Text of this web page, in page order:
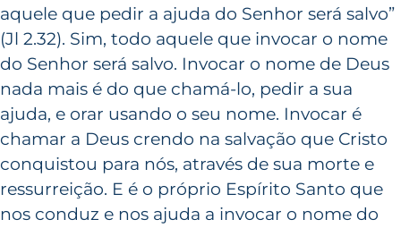
aquele que pedir a ajuda do Senhor será salvo”
(Jl 2.32). Sim, todo aquele que invocar o nome
do Senhor será salvo. Invocar o nome de Deus
nada mais é do que chamá-lo, pedir a sua
ajuda, e orar usando o seu nome. Invocar é
chamar a Deus crendo na salvação que Cristo
conquistou para nós, através de sua morte e
ressurreição. E é o próprio Espírito Santo que
nos conduz e nos ajuda a invocar o nome do